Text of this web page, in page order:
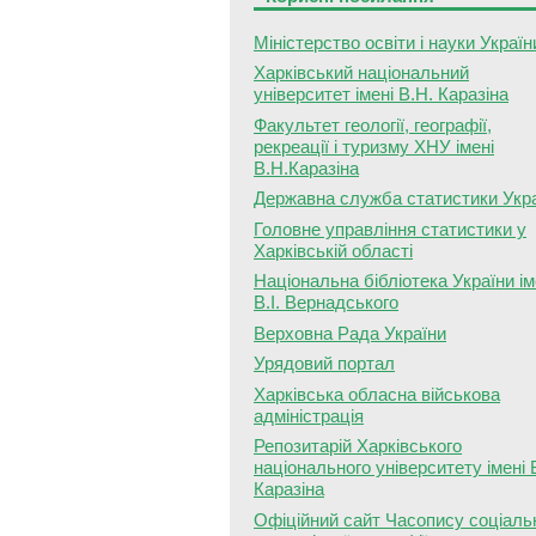
Міністерство освіти і науки
Харківський національний
університет імені В.Н. Каразіна
Факультет геології, географії,
рекреації і туризму ХНУ імені
В.Н.Каразіна
Державна служба статистики
Головне управління статистики у
Харківській області
Національна бібліотека України
В.І. Вернадського
Верховна Рада України
Урядовий портал
Харківська обласна військова
адміністрація
Репозитарій Харківського
національного університету імені
Каразіна
Офіційний сайт Часопису